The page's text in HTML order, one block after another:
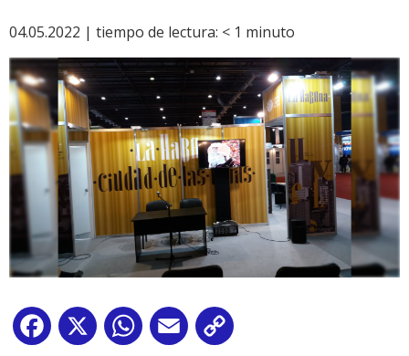
04.05.2022 | tiempo de lectura: < 1 minuto
Facebook
X WhatsApp
Email